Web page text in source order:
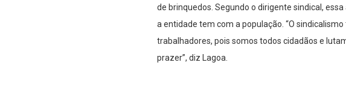
de brinquedos. Segundo o dirigente sindical,
a entidade tem com a população. “O
trabalhadores, pois somos todos cidadãos e
prazer”, diz Lagoa.